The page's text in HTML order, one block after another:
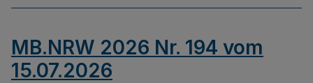
MB.NRW 2026 Nr. 194 vom
15.07.2026